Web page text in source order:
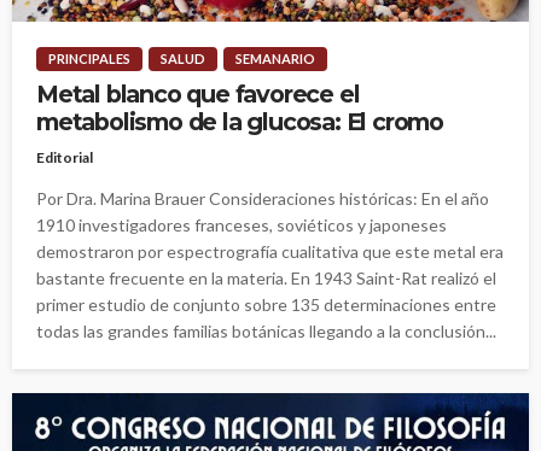
PRINCIPALES SALUD SEMANARIO
Metal blanco que favorece el
metabolismo de la glucosa: El cromo
Editorial
Por Dra. Marina Brauer Consideraciones históricas: En el año
1910 investigadores franceses, soviéticos y japoneses
demostraron por espectrografía cualitativa que este metal era
bastante frecuente en la materia. En 1943 Saint-Rat realizó el
primer estudio de conjunto sobre 135 determinaciones entre
todas las grandes familias botánicas llegando a la conclusión...